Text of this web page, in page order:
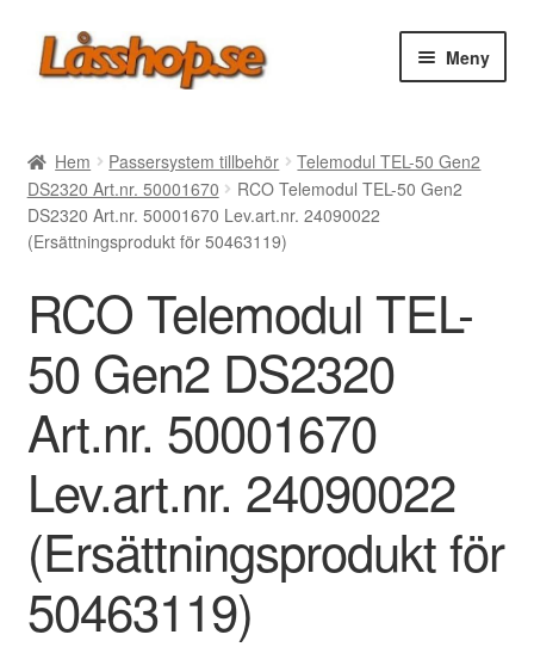
Hoppa
till
Hoppa
till
Meny
Rea
Vanliga frågor
Forum/Manualer/Råd
Support
Hem Passersystem tillbehör
Telemodul TEL-50 Gen2
DS2320 Art.nr. 50001670
RCO Telemodul TEL-50 Gen2
DS2320 Art.nr. 50001670 Lev.art.nr. 24090022
(Ersättningsprodukt för 50463119)
RCO Telemodul TEL-
50 Gen2 DS2320
Art.nr. 50001670
Lev.art.nr. 24090022
(Ersättningsprodukt för
50463119)